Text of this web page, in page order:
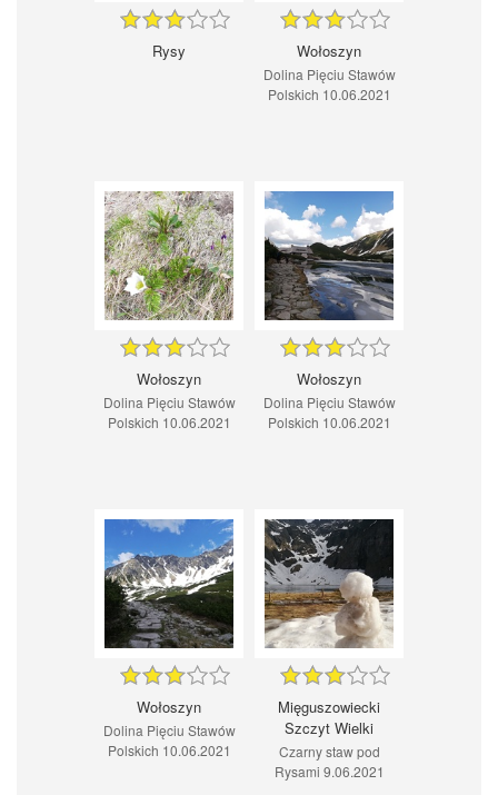
Rysy Wołoszyn
Dolina Pięciu Stawów
Polskich 10.06.2021
Wołoszyn
Dolina Pięciu Stawów
Polskich 10.06.2021
Wołoszyn
Dolina Pięciu Stawów
Polskich 10.06.2021
Wołoszyn
Dolina Pięciu Stawów
Polskich 10.06.2021
Mięguszowiecki
Szczyt Wielki
Czarny staw pod
Rysami 9.06.2021